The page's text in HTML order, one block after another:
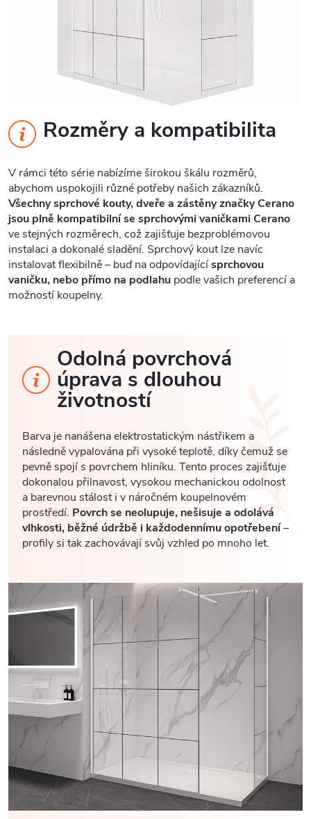
Rozměry a kompatibilita
V rámci této série nabízíme širokou škálu rozměrů,
abychom uspokojili různé potřeby našich zákazníků.
Všechny sprchové kouty, dveře a zástěny značky Cerano
jsou plně kompatibilní se sprchovými vaničkami Cerano
ve stejných rozměrech, což zajišťuje bezproblémovou
instalaci a dokonalé sladění. Sprchový kout lze navíc
instalovat flexibilně – buď na odpovídajícísprchovou
vaničku, nebo přímo na podlahu podle vašich preferencí a
možností koupelny.
Odolná povrchová
úprava s dlouhou
životností
Barva je nanášena elektrostatickým nástřikem a
následně vypalována při vysoké teplotě, díky čemuž se
pevně spojí s povrchem hliníku. Tento proces zajišťuje
dokonalou přilnavost, vysokou mechanickou odolnost
a barevnou stálost i v náročném koupelnovém
prostředí. Povrch se neolupuje, nešisuje a odolává
vlhkosti, běžné údržbě i každodennímu opotřebení–
profily si tak zachovávají svůj vzhled po mnoho let.